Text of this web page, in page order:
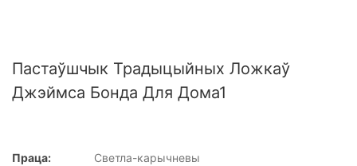
Пастаўшчык Традыцыйных Ложкаў
Джэймса Бонда Для Дома1
Праца:
Светла-карычневы